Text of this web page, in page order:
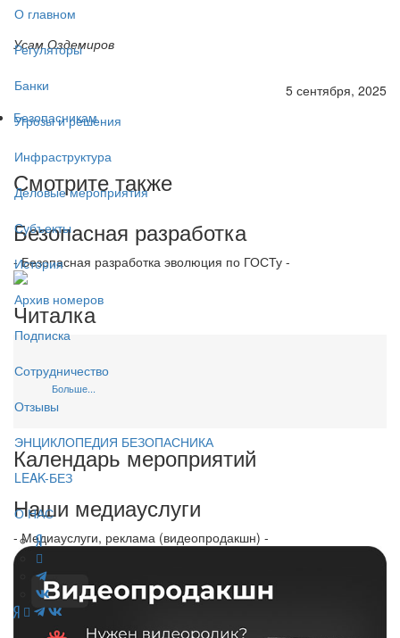
О главном
Регуляторы
Банки
Угрозы и решения
Инфраструктура
Деловые мероприятия
Субъекты
История
Архив номеров
Подписка
Сотрудничество
Отзывы
ЭНЦИКЛОПЕДИЯ БЕЗОПАСНИКА
LEAK-БЕЗ
О НАС
Усам Оздемиров
5 сентября, 2025
Безопасникам
Смотрите также
Безопасная разработка
- Безопасная разработка эволюция по ГОСТу -
Читалка
Больше...
Календарь мероприятий
Наши медиауслуги
- Медиауслуги, реклама (видеопродакшн) -